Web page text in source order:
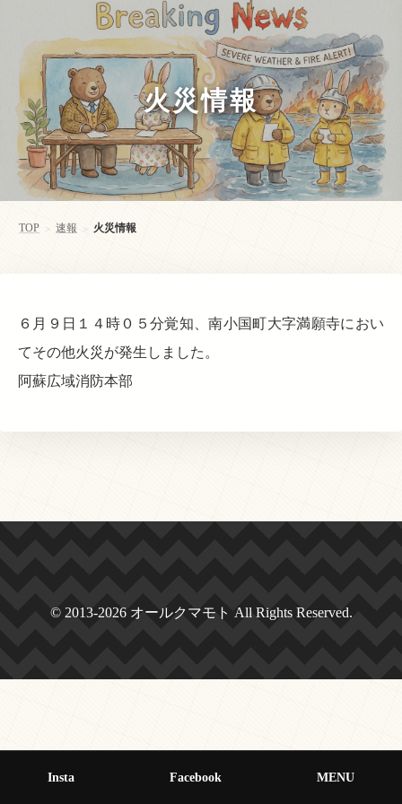
火災情報
TOP > 速報 > 火災情報
６月９日１４時０５分覚知、南小国町大字満願寺におい
てその他火災が発生しました。
阿蘇広域消防本部
© 2013-2026 オールクマモト All Rights Reserved.
Insta Facebook MENU